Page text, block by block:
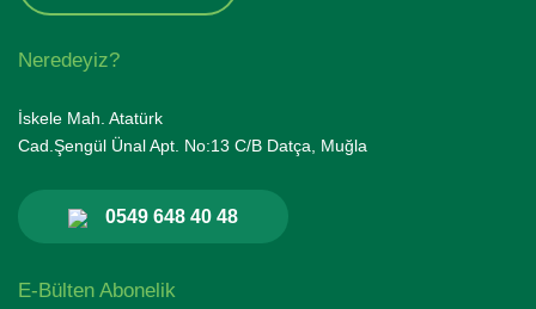
Neredeyiz?
İskele Mah. Atatürk
Cad.Şengül Ünal Apt. No:13 C/B Datça, Muğla
0549 648 40 48
E-Bülten Abonelik